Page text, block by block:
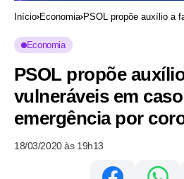
Início Economia PSOL propõe auxílio a
Economia
PSOL propõe
vulneráveis em
emergência por
18/03/2020 às 19h13